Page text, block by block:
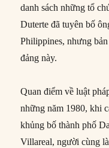
danh sách những tổ
Duterte đã tuyên bố
Philippines, nhưng
đảng này.
Quan điểm về luật
những năm 1980, khi
khủng bố thành phố
Villareal, người cùng